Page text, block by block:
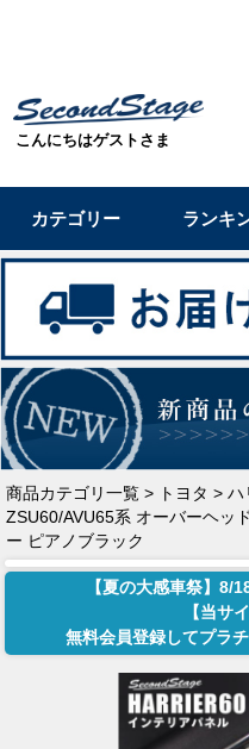
こんにちはゲストさま
カテゴリー ランキ
商品カテゴリ一覧 > トヨタ > ハ
ZSU60/AVU65系 オーバーヘッ
ー ピアノブラック
【夏の大感車祭】8/
【当サ
無料会員登録してプラ